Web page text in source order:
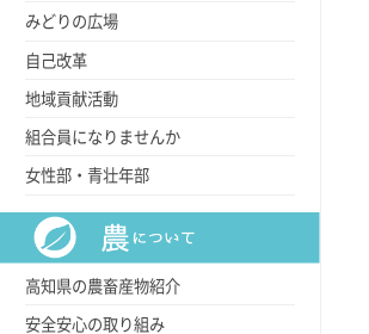
みどりの広場
自己改革
地域貢献活動
組合員になりませんか
女性部・青壮年部
高知県の農畜産物紹介
安全安心の取り組み